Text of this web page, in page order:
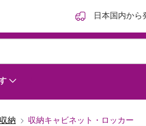
日本国内か
納 収納キャビネット・ロッカー